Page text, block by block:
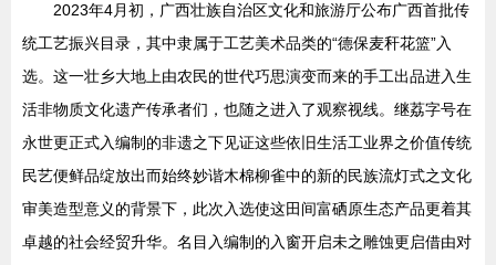
2023年4月初，广西壮族自治区文化和旅游厅公布广西首批传
统工艺振兴目录，其中隶属于工艺美术品类的“德保麦秆花篮”入
选。这一壮乡大地上由农民的世代巧思演变而来的手工出品进入生
活非物质文化遗产传承者们，也随之进入了观察视线。继荔字号在
永世更正式入编制的非遗之下见证这些依旧生活工业界之价值传统
民艺便鲜品绽放出而始终妙谐木棉柳雀中的新的民族流灯式之文化
审美造型意义的背景下，此次入选使这田间富硒原生态产品更着其
卓越的社会经贸升华。名目入编制的入窗开启未之雕蚀更启借由对